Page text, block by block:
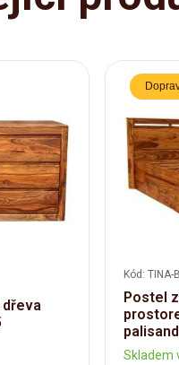
Kód: TINA-
Postel
Skladem